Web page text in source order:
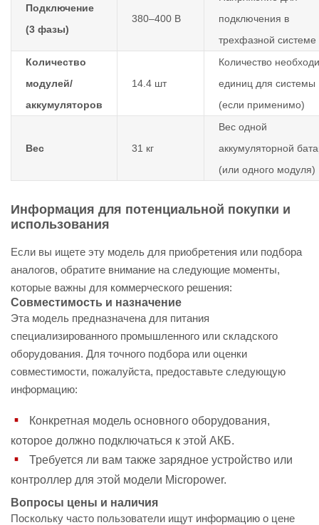
Подключение
(3 фазы)
380–400 В
подключения в
трехфазной системе
Количество
модулей/
аккумуляторов
14.4 шт
Количество
единиц для системы
(если применимо)
Вес 31 кг
Вес одной
аккумуляторной
(или одного модуля)
Информация для потенциальной покупки и
использования
Если вы ищете эту модель для приобретения или подбора
аналогов, обратите внимание на следующие моменты,
которые важны для коммерческого решения:
Совместимость и назначение
Эта модель предназначена для питания
специализированного промышленного или складского
оборудования. Для точного подбора или оценки
совместимости, пожалуйста, предоставьте следующую
информацию:
Конкретная модель основного оборудования,
которое должно подключаться к этой АКБ.
Требуется ли вам также зарядное устройство или
контроллер для этой модели Micropower.
Вопросы цены и наличия
Поскольку часто пользователи ищут информацию о цене